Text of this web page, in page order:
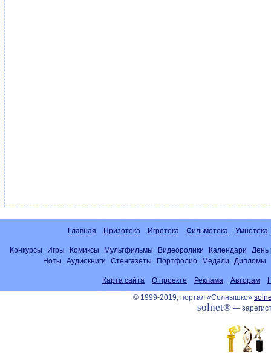
Главная Призотека Игротека Фильмотека Умнотека
Конкурсы Игры Комиксы Мультфильмы Видеоролики Календари
День
Ноты
Аудиокниги Стенгазеты Портфолио Медали Дипломы
Карта сайта О проекте Реклама Авторам
© 1999-2019, портал «Солнышко»
solnet®—